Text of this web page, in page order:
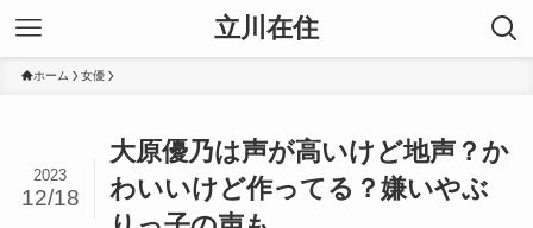
立川在住
ホーム 女優
大原優乃は声が高いけど地声？か
わいいけど作ってる？嫌いやぶ
2023
12/18